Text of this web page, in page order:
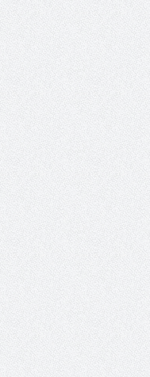
المؤشرات الجغرافية
عمل ينظمها